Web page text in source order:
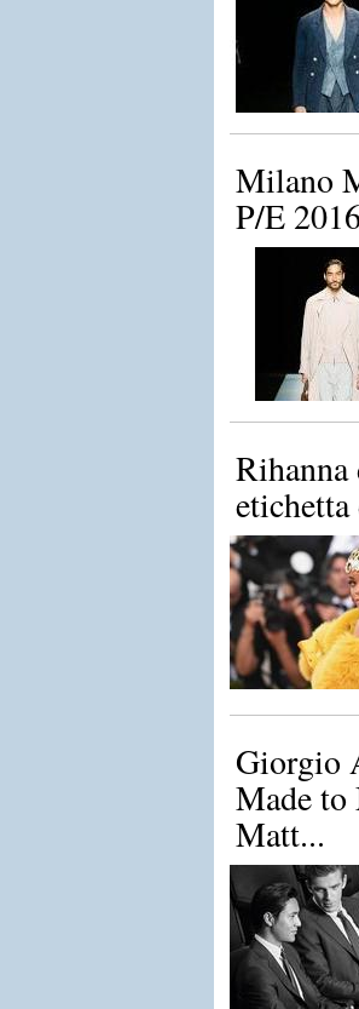
Milano
P/E 2016
Giorgio
Made to
Matt...